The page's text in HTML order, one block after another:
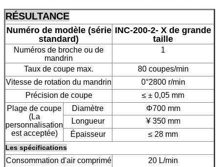
RÉSULTANCE
Numéro de modèle (série
standard)
INC-200-2- X de grande
taille
Numéros de broche ou de
mandrin
1
Taux de coupe max.
80 coupes/min
Vitesse de rotation du mandrin
0°2800 r/min
Précision de coupe
≤ ± 0,05 mm
Plage de coupe
(La
personnalisation
est acceptée)
Diamètre
Φ700 mm
Longueur
¥ 350 mm
Épaisseur
≤ 28 mm
Les spécifications
Consommation d'air comprimé
20 L/min